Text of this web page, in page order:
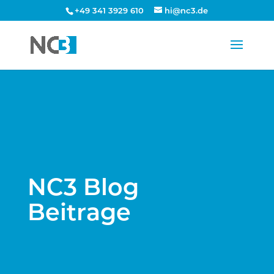
+49 341 3929 610 hi@nc3.de
NC3 Blog
Beitrage